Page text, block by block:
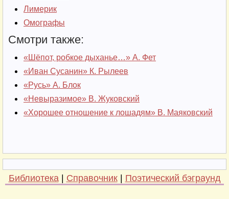
Лимерик
Омографы
Смотри также:
«Шёпот, робкое дыханье…» А. Фет
«Иван Сусанин» К. Рылеев
«Русь» А. Блок
«Невыразимое» В. Жуковский
«Хорошее отношение к лошадям» В. Маяковский
Библиотека| Справочник| Поэтический бэграунд